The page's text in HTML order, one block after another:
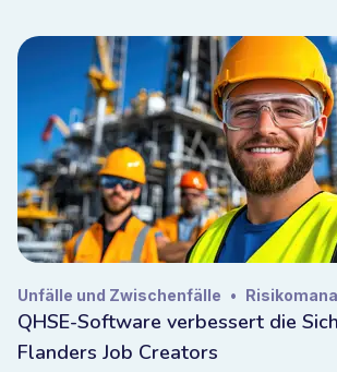
Unfälle und Zwischenfälle •
QHSE-Software verbessert die
Flanders Job Creators